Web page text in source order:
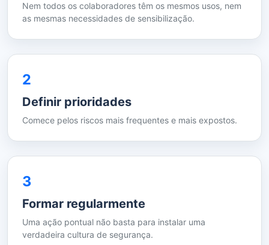
Nem todos os colaboradores têm os mesmos usos, nem
as mesmas necessidades de sensibilização.
2
Definir prioridades
Comece pelos riscos mais frequentes e mais expostos.
3
Formar regularmente
Uma ação pontual não basta para instalar uma
verdadeira cultura de segurança.